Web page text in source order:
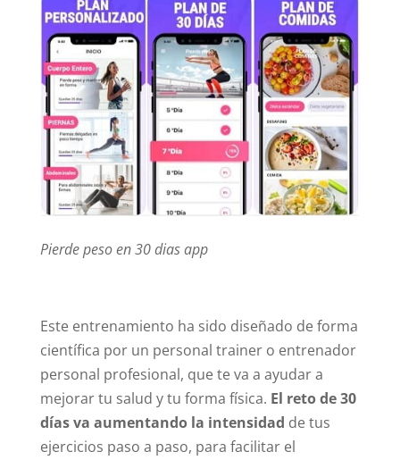
Pierde peso en 30 dias app
Este entrenamiento ha sido diseñado de forma
científica por un personal trainer o entrenador
personal profesional, que te va a ayudar a
mejorar tu salud y tu forma física. El reto de 30
días va aumentando la intensidad de tus
ejercicios paso a paso, para facilitar el